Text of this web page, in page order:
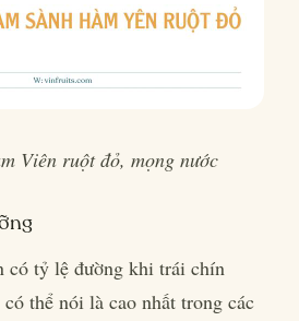
Viên ruột đỏ, mọng nước
có tỷ lệ đường khi trái chín
thể nói là cao nhất trong các